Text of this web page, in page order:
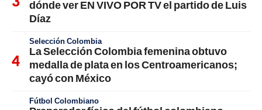
dónde ver EN VIVO POR TV el partido de Luis
Díaz
Selección Colombia
La Selección Colombia femenina obtuvo
medalla de plata en los Centroamericanos;
cayó con México
Fútbol Colombiano